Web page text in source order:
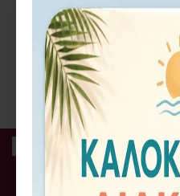
−
Έχετε φτάσει στο
Εγγραφή
της